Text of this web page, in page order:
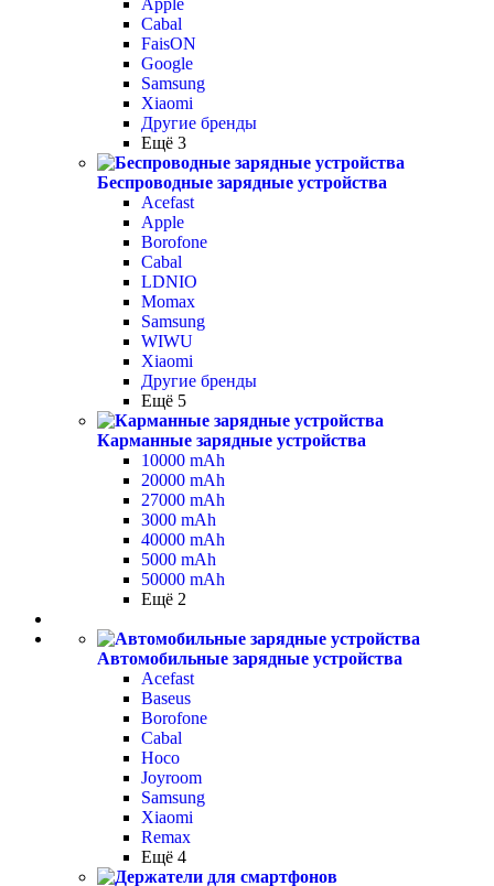
Apple
Cabal
FaisON
Google
Samsung
Xiaomi
Другие бренды
Ещё 3
Беспроводные зарядные устройства
Acefast
Apple
Borofone
Cabal
LDNIO
Momax
Samsung
WIWU
Xiaomi
Другие бренды
Ещё 5
Карманные зарядные устройства
10000 mAh
20000 mAh
27000 mAh
3000 mAh
40000 mAh
5000 mAh
50000 mAh
Ещё 2
Автомобильные зарядные устройства
Acefast
Baseus
Borofone
Cabal
Hoco
Joyroom
Samsung
Xiaomi
Remax
Ещё 4